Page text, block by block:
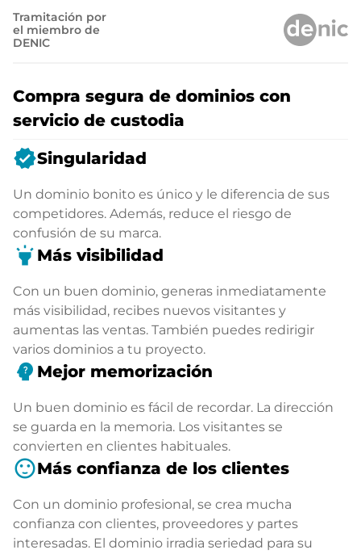
Tramitación por
el miembro de
DENIC
Compra segura de dominios con
servicio de custodia
verifiedSingularidad
Un dominio bonito es único y le diferencia de sus
competidores. Además, reduce el riesgo de
confusión de su marca.
highlight Más visibilidad
Con un buen dominio, generas inmediatamente
más visibilidad, recibes nuevos visitantes y
aumentas las ventas. También puedes redirigir
varios dominios a tu proyecto.
psychology_alt Mejor memorización
Un buen dominio es fácil de recordar. La dirección
se guarda en la memoria. Los visitantes se
convierten en clientes habituales.
sentiment_satisfiedMás confianza de los clientes
Con un dominio profesional, se crea mucha
confianza con clientes, proveedores y partes
interesadas. El dominio irradia seriedad para su